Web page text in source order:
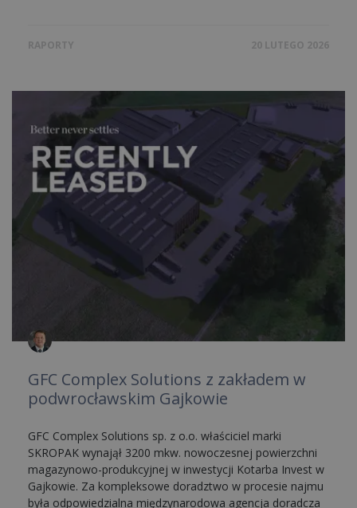
RAPORTY 20 LUTEGO 2026
GFC Complex Solutions z zakładem w
podwrocławskim Gajkowie
GFC Complex Solutions sp. z o.o. właściciel marki
SKROPAK wynajął 3200 mkw. nowoczesnej powierzchni
magazynowo-produkcyjnej w inwestycji Kotarba Invest w
Gajkowie. Za kompleksowe doradztwo w procesie najmu
była odpowiedzialna międzynarodowa agencja doradcza